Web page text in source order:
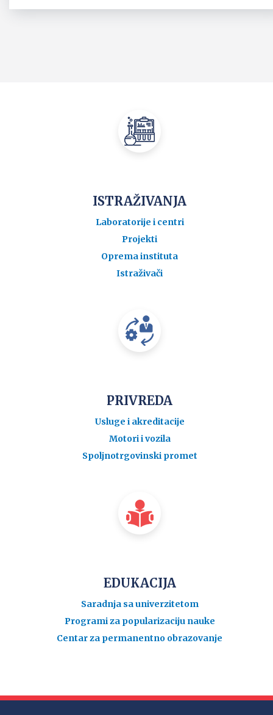
ISTRAŽIVANJA
Laboratorije i centri
Projekti
Oprema instituta
Istraživači
PRIVREDA
Usluge i akreditacije
Motori i vozila
Spoljnotrgovinski promet
EDUKACIJA
Saradnja sa univerzitetom
Programi za popularizaciju nauke
Centar za permanentno obrazovanje